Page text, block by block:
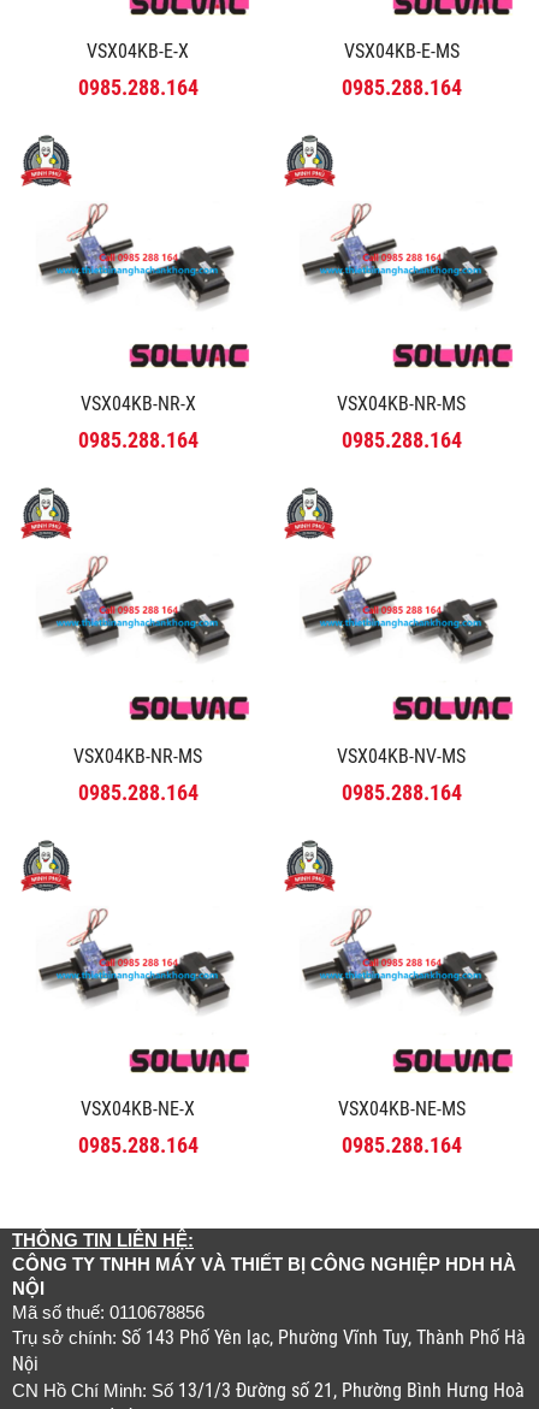
VSX04KB-E-X
0985.288.164
VSX04KB-E-MS
0985.288.164
VSX04KB-NR-X
0985.288.164
VSX04KB-NR-MS
0985.288.164
VSX04KB-NR-MS
0985.288.164
VSX04KB-NV-MS
0985.288.164
VSX04KB-NE-X
0985.288.164
VSX04KB-NE-MS
0985.288.164
THÔNG TIN LIÊN HỆ:
CÔNG TY TNHH MÁY VÀ THIẾT BỊ CÔNG NGHIỆP HDH HÀ
NỘI
Mã số thuế: 0110678856
Trụ sở chính: Số 143 Phố Yên lạc, Phường Vĩnh Tuy, Thành Phố Hà
Nội
CN Hồ Chí Minh: Số 13/1/3 Đường số 21, Phường Bình Hưng Hoà